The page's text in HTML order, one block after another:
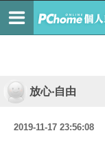
放心‧自由
2019-11-17 23:56:08